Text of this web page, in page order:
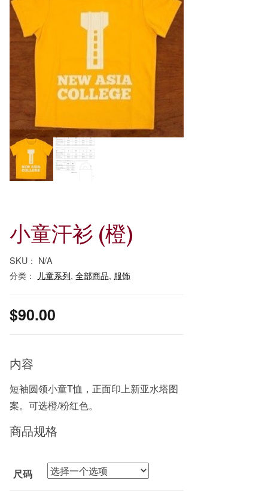
小童汗衫 (橙)
SKU： N/A
分类：
儿童系列, 全部商品, 服饰
$90.00
内容
短袖圆领小童T恤，正面印上新亚水塔图
案。可选橙/粉红色。
商品规格
尺码